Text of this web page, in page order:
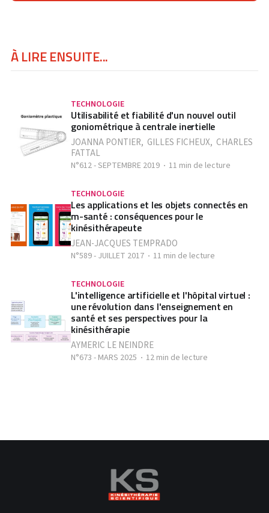
À LIRE ENSUITE...
TECHNOLOGIE
Utilisabilité et fiabilité d'un nouvel outil
goniométrique à centrale inertielle
JOANNA PONTIER, GILLES FICHEUX, CHARLES
FATTAL
N°612 - SEPTEMBRE 2019 11 min de lecture
TECHNOLOGIE
Les applications et les objets connectés en
m-santé : conséquences pour le
kinésithérapeute
JEAN-JACQUES TEMPRADO
N°589 - JUILLET 2017 11 min de lecture
TECHNOLOGIE
L'intelligence artificielle et l'hôpital virtuel :
une révolution dans l'enseignement en
santé et ses perspectives pour la
kinésithérapie
AYMERIC LE NEINDRE
N°673 - MARS 2025 12 min de lecture